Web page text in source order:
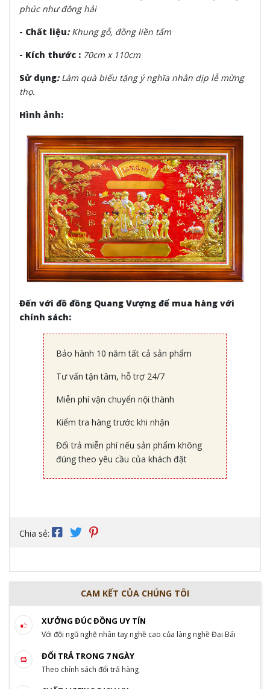
phúc như đông hải
- Chất liệu: Khung gỗ, đồng liền tấm
- Kích thước : 70cm x 110cm
Sử dụng: Làm quà biếu tặng ý nghĩa nhân dịp lễ mừng
thọ.
Hình ảnh:
Đến với đồ đồng Quang Vượng để mua hàng với
chính sách:
Bảo hành 10 năm tất cả sản phẩm
Tư vấn tận tâm, hỗ trợ 24/7
Miễn phí vận chuyển nội thành
Kiểm tra hàng trước khi nhận
Đổi trả miễn phí nếu sản phẩm không
đúng theo yêu cầu của khách đặt
Chia sẻ:
CAM KẾT CỦA CHÚNG TÔI
XƯỞNG ĐÚC ĐỒNG UY TÍN
Với đội ngũ nghệ nhân tay nghề cao của làng nghề Đại Bái
ĐỔI TRẢ TRONG 7 NGÀY
Theo chính sách đổi trả hàng